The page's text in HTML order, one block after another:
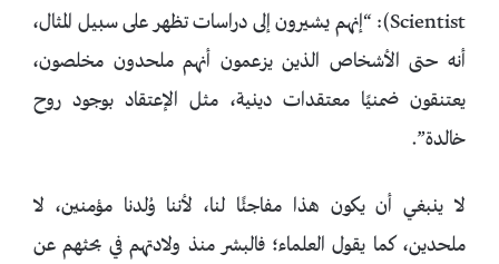
Scientist): “إنهم يشيرون إلى دراسات تظهر على سبيل المثال،
أنه حتى الأشخاص الذين يزعمون أنهم ملحدون مخلصون،
يعتنقون ضمنيًا معتقدات دينية، مثل الإعتقاد بوجود روح
خالدة”.
لا ينبغي أن يكون هذا مفاجئًا لنا، لأننا وُلدنا مؤمنين، لا
ملحدين، كما يقول العلماء؛ فالبشر منذ ولادتهم في بحثهم عن